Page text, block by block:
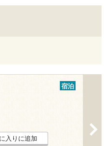
宿泊
入りに追加